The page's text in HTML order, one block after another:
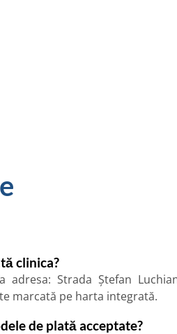
clinica?
adresa: Strada Ștefan
marcată pe harta integrată.
de plată acceptate?